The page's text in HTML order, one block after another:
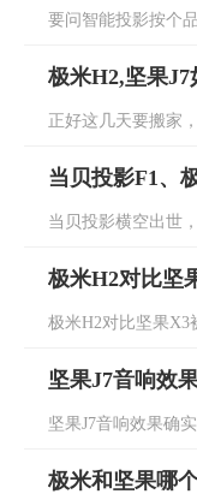
要问智能投影按个
极米H2,坚果J7
正好这几天要搬家
当贝投影F1、
当贝投影横空出世
极米H2对比坚
极米H2对比坚果X3
坚果J7音响效
坚果J7音响效果确
极米和坚果哪